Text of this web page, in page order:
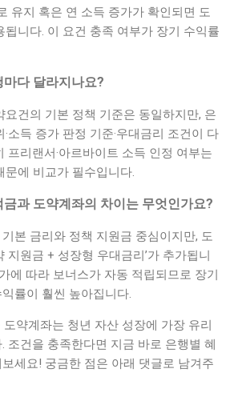
유지 혹은 연 소득 증가가 확인되면 도
됩니다. 이 요건 충족 여부가 장기 수익률
다 달라지나요?
요건의 기본 정책 기준은 동일하지만, 은
소득 증가 판정 기준·우대금리 조건이 다
프리랜서·아르바이트 소득 인정 여부는
에 비교가 필수입니다.
과 도약계좌의 차이는 무엇인가요?
본 금리와 정책 지원금 중심이지만, 도
지원금 + 성장형 우대금리’가 추가됩니
에 따라 보너스가 자동 적립되므로 장기
률이 훨씬 높아집니다.
약계좌는 청년 자산 성장에 가장 유리
조건을 충족한다면 지금 바로 은행별 혜
세요! 궁금한 점은 아래 댓글로 남겨주